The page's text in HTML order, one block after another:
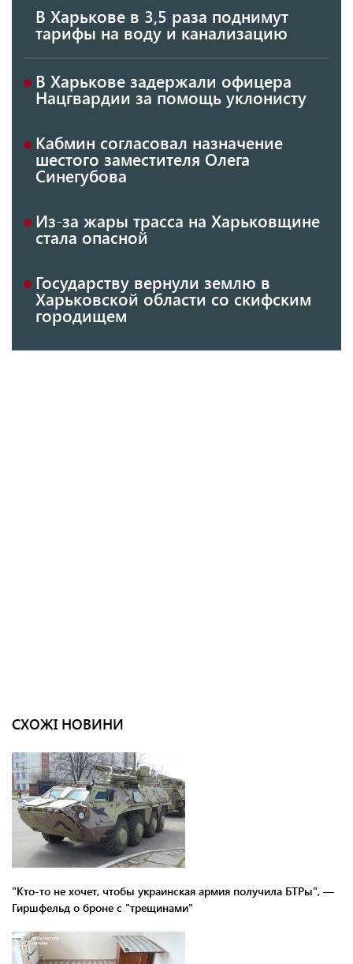
В Харькове в 3,5 раза поднимут
тарифы на воду и канализацию
В Харькове задержали офицера
Нацгвардии за помощь уклонисту
Кабмин согласовал назначение
шестого заместителя Олега
Синегубова
Из-за жары трасса на Харьковщине
стала опасной
Государству вернули землю в
Харьковской области со скифским
городищем
СХОЖІ НОВИНИ
"Кто-то не хочет, чтобы украинская армия получила БТРы", —
Гиршфельд о броне с "трещинами"